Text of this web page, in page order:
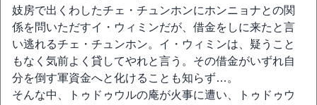
妓房で出くわしたチェ・チュンホンにホンニョナとの関
係を問いただすイ・ウィミンだが、借金をしに来たと言
い逃れるチェ・チュンホン。イ・ウィミンは、疑うこと
もなく気前よく貸してやれと言う。その借金がいずれ自
分を倒す軍資金へと化けることも知らず…。
そんな中、トゥドゥウルの庵が火事に遭い、トゥドゥウ